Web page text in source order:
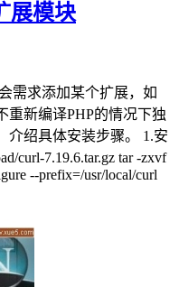
展模块
需求添加某个扩展，如
重新编译PHP的情况下独
介绍具体安装步骤。 1.安
curl-7.19.6.tar.gz tar -zxvf
--prefix=/usr/local/curl